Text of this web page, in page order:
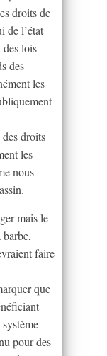
droits de
de l’état
lois
des
les
droits
les
nous
mais le
faire
que
pour des